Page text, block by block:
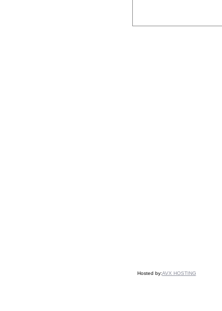
Hosted by:AVX HOSTING